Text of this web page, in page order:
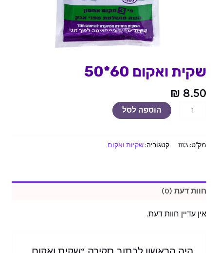
שקית ואקום 60*50
₪ 8.50
הוספה לסל
מק"ט: 1113 קטגוריה: שקיות ואקום
חוות דעת (0)
אין עדיין חוות דעת.